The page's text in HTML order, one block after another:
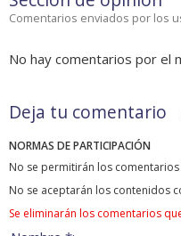
Comentarios enviados por los
No hay comentarios por el
Deja tu comentario
NORMAS DE PARTICIPACIÓN
No se permitirán los
No se aceptarán los contenidos
Se eliminarán los comentarios